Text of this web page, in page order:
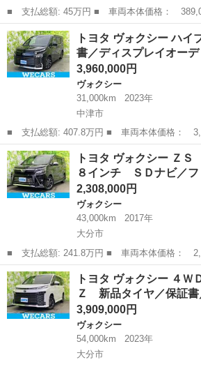
■ 支払総額: 45万円 ■ 車両本体価格： 389,000 円 ■ メーカー
名： トヨタ ■ 車種名： ヴォクシー ■ グ
ライブレコーダー ＥＴＣ バックカメラ
ド・片側電動 オ...
福岡 糟屋郡 ヴォクシー
トヨタ ヴォクシー ハ
書／ディスプレイオー
3,960,000円
ヴォクシー
31,000km
2023年
中津市
■ 支払総額: 407.8万円 ■ 車両本体価格： 3,960,000 円 ■ メーカ
ー名： トヨタ ■ 車種名： ヴォクシー ■
リッドＳ－Ｚ 保証書／ディスプレイオーディ
フリップ...
大分 中津市 ヴォクシー
トヨタ ヴォクシー Ｚ
８インチ ＳＤナビ／
2,308,000円
ヴォクシー
43,000km
2017年
大分市
■ 支払総額: 241.8万円 ■ 車両本体価格： 2,308,000 円 ■ メーカ
ー名： トヨタ ■ 車種名： ヴォクシー ■
新品タイヤ／社外 ８インチ ＳＤナビ／フ
社外 １...
大分 大分市 ヴォクシー
トヨタ ヴォクシー ４Ｗ
Ｚ 新品タイヤ／保証
3,909,000円
ヴォクシー
54,000km
2023年
大分市